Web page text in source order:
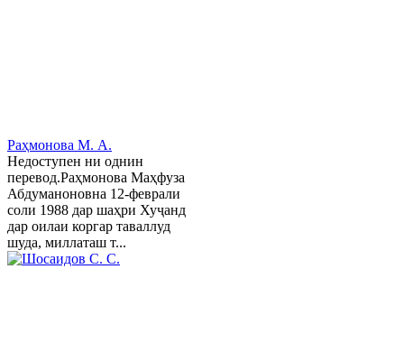
Раҳмонова М. А.
Недоступен ни однин
перевод.Раҳмонова Маҳфуза
Абдуманоновна 12-феврали
соли 1988 дар шаҳри Хуҷанд
дар оилаи коргар таваллуд
шуда, миллаташ т...